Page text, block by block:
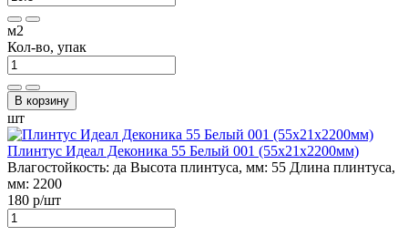
м2
Кол-во, упак
В корзину
шт
Плинтус Идеал Деконика 55 Белый 001 (55х21х2200мм)
Влагостойкость: да Высота плинтуса, мм: 55 Длина плинтуса,
мм: 2200
180 р/шт